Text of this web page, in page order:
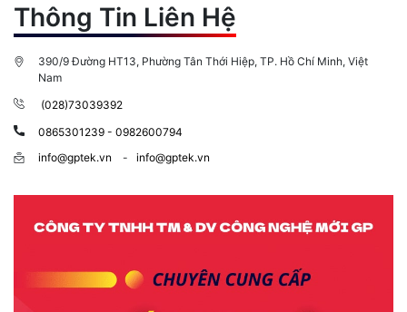
Thông Tin Liên Hệ
390/9 Đường HT13, Phường Tân Thới Hiệp, TP. Hồ Chí Minh, Việt
Nam
(028)73039392
0865301239 - 0982600794
info@gptek.vn
- info@gptek.vn